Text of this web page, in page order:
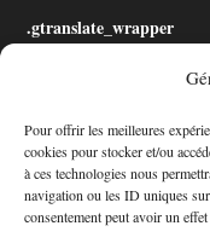
Pour offrir les meilleures
cookies pour stocker et/ou
à ces technologies nous
navigation ou les ID uniques
consentement peut avoir un
.gtranslate_wrapper
Mon Compte
Contact